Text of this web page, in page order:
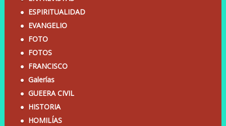
ESPIRITUALIDAD
EVANGELIO
FOTO
FOTOS
FRANCISCO
Galerías
GUEERA CIVIL
HISTORIA
HOMILÍAS